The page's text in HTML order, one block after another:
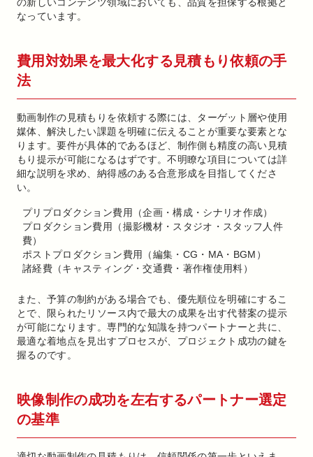
なっています。
費用対効果を最大化する見積もり依頼の手
法
動画制作の見積もりを依頼する際には、ターゲット層や使用
媒体、解決したい課題を明確に伝えることが重要な要素とな
ります。要件が具体的であるほど、制作側も精度の高い見積
もり提示が可能になるはずです。不明瞭な項目については詳
細な説明を求め、納得感のある合意形成を目指してくださ
い。
プリプロダクション費用（企画・構成・シナリオ作成）
プロダクション費用（撮影機材・スタジオ・スタッフ人件
費）
ポストプロダクション費用（編集・CG・MA・BGM）
諸経費（キャスティング・交通費・著作権使用料）
また、予算の制約がある場合でも、優先順位を明確にするこ
とで、限られたリソース内で最大の成果を出す代替案の提示
が可能になります。専門的な知識を持つパートナーと共に、
最適な着地点を見出すプロセスが、プロジェクト成功の鍵を
握るのです。
映像制作の成功を左右するパートナー選定
の基準